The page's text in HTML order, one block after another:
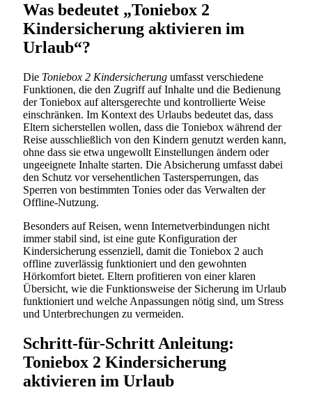
Was bedeutet „Toniebox 2
Kindersicherung aktivieren im
Urlaub“?
Die Toniebox 2 Kindersicherung umfasst verschiedene
Funktionen, die den Zugriff auf Inhalte und die Bedienung
der Toniebox auf altersgerechte und kontrollierte Weise
einschränken. Im Kontext des Urlaubs bedeutet das, dass
Eltern sicherstellen wollen, dass die Toniebox während der
Reise ausschließlich von den Kindern genutzt werden kann,
ohne dass sie etwa ungewollt Einstellungen ändern oder
ungeeignete Inhalte starten. Die Absicherung umfasst dabei
den Schutz vor versehentlichen Tastersperrungen, das
Sperren von bestimmten Tonies oder das Verwalten der
Offline-Nutzung.
Besonders auf Reisen, wenn Internetverbindungen nicht
immer stabil sind, ist eine gute Konfiguration der
Kindersicherung essenziell, damit die Toniebox 2 auch
offline zuverlässig funktioniert und den gewohnten
Hörkomfort bietet. Eltern profitieren von einer klaren
Übersicht, wie die Funktionsweise der Sicherung im Urlaub
funktioniert und welche Anpassungen nötig sind, um Stress
und Unterbrechungen zu vermeiden.
Schritt-für-Schritt Anleitung:
Toniebox 2 Kindersicherung
aktivieren im Urlaub